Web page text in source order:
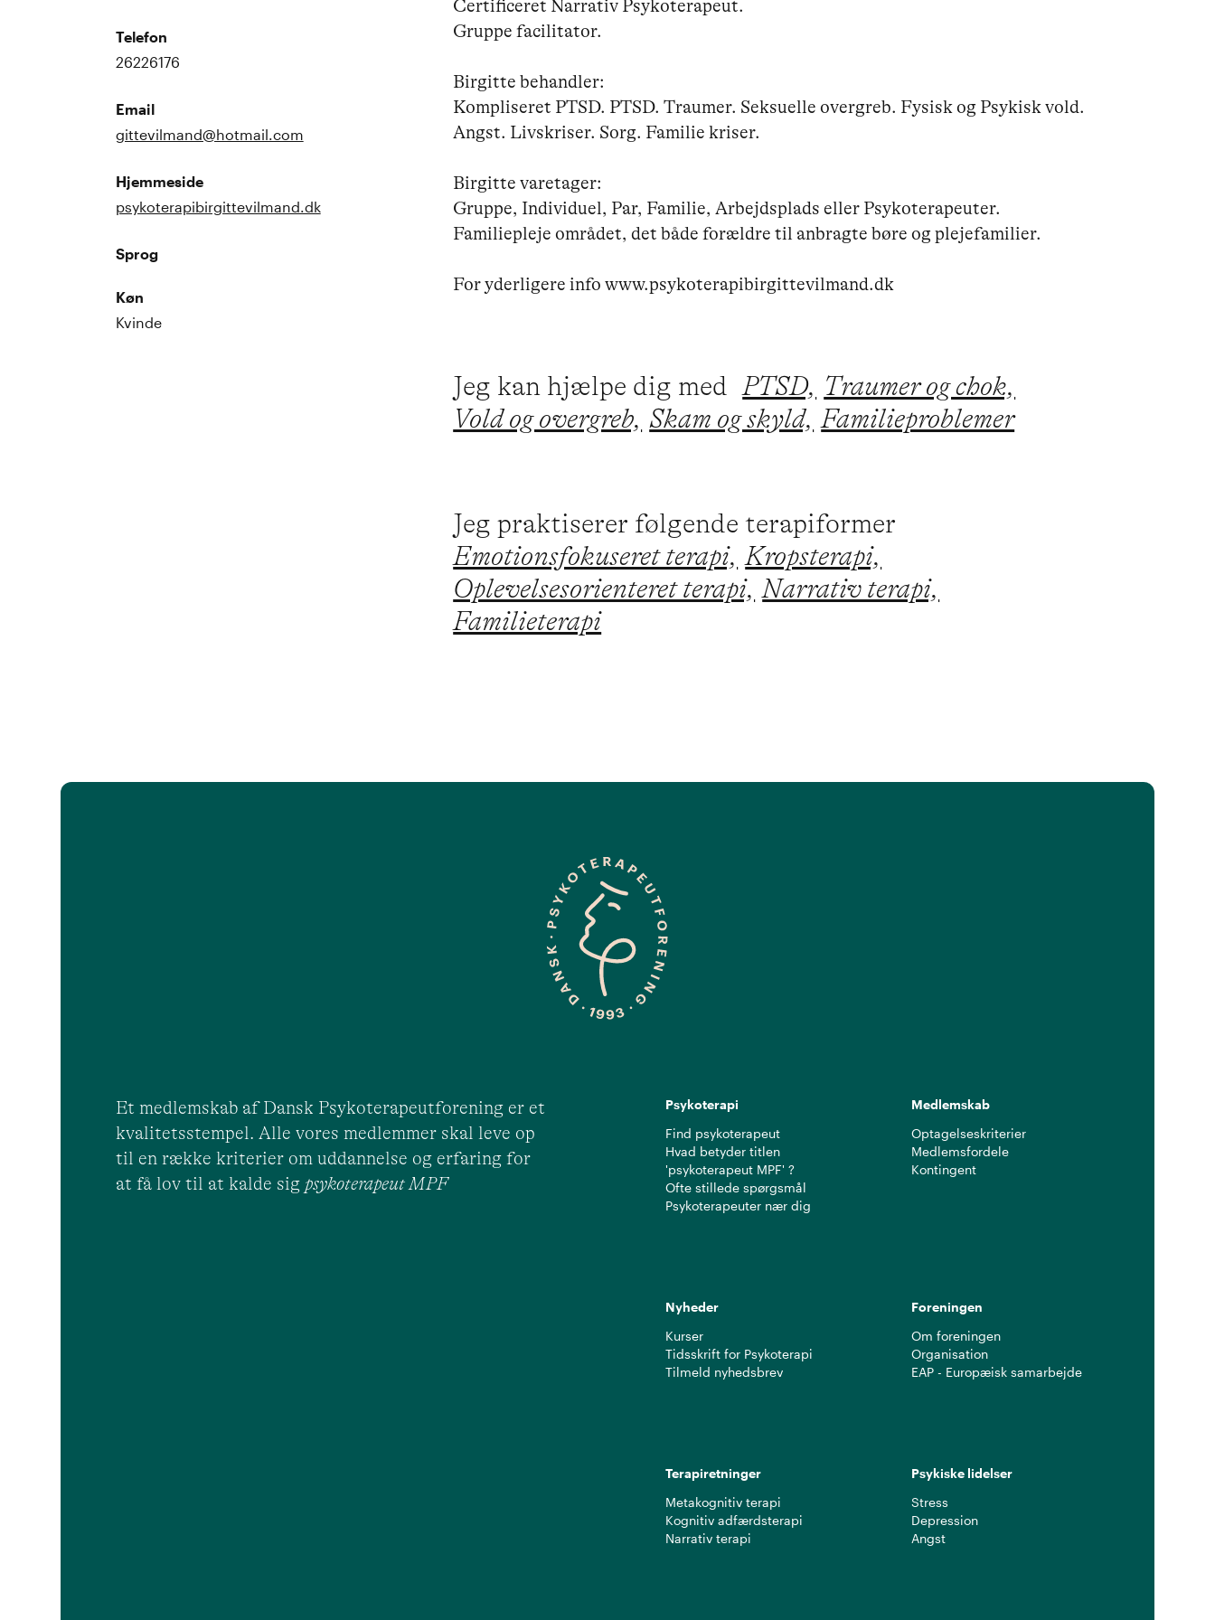
Telefon
26226176
Email
gittevilmand@hotmail.com
Hjemmeside
psykoterapibirgittevilmand.dk
Sprog
Køn
Kvinde
Certificeret Narrativ Psykoterapeut.
Gruppe facilitator.
Birgitte behandler:
Kompliseret PTSD. PTSD. Traumer. Seksuelle overgreb. Fysisk og Psykisk vold.
Angst. Livskriser. Sorg. Familie kriser.
Birgitte varetager:
Gruppe, Individuel, Par, Familie, Arbejdsplads eller Psykoterapeuter.
Familiepleje området, det både forældre til anbragte børe og plejefamilier.
For yderligere info www.psykoterapibirgittevilmand.dk
Jeg kan hjælpe dig med PTSD, Traumer og chok,
Vold og overgreb, Skam og skyld, Familieproblemer
Jeg praktiserer følgende terapiformer
Emotionsfokuseret terapi, Kropsterapi,
Oplevelsesorienteret terapi, Narrativ terapi,
Familieterapi
Et medlemskab af Dansk Psykoterapeutforening er et
kvalitetsstempel. Alle vores medlemmer skal leve op
til en række kriterier om uddannelse og erfaring for
at få lov til at kalde sig psykoterapeut MPF
Psykoterapi
Find psykoterapeut
Hvad betyder titlen
'psykoterapeut MPF' ?
Ofte stillede spørgsmål
Psykoterapeuter nær dig
Medlemskab
Optagelseskriterier
Medlemsfordele
Kontingent
Nyheder
Kurser
Tidsskrift for Psykoterapi
Tilmeld nyhedsbrev
Foreningen
Om foreningen
Organisation
EAP - Europæisk samarbejde
Terapiretninger
Metakognitiv terapi
Kognitiv adfærdsterapi
Narrativ terapi
Psykiske lidelser
Stress
Depression
Angst